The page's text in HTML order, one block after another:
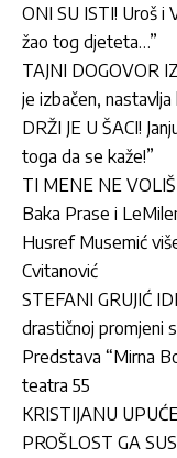
ONI SU ISTI! Uroš i
žao tog djeteta…”
TAJNI DOGOVOR
je izbačen,
DRŽI JE U ŠACI!
toga da se kaže!”
TI MENE NE
Baka Prase i
Husref Musemić
Cvitanović
STEFANI GRUJIĆ
drastičnoj promjeni
Predstava “Mirna
teatra 55
KRISTIJANU
PROŠLOST GA